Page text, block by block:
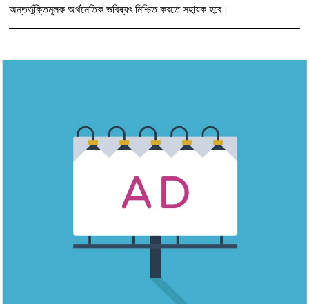
অন্তর্ভুক্তিমূলক অর্থনৈতিক ভবিষ্যৎ নিশ্চিত করতে সহায়ক হবে।